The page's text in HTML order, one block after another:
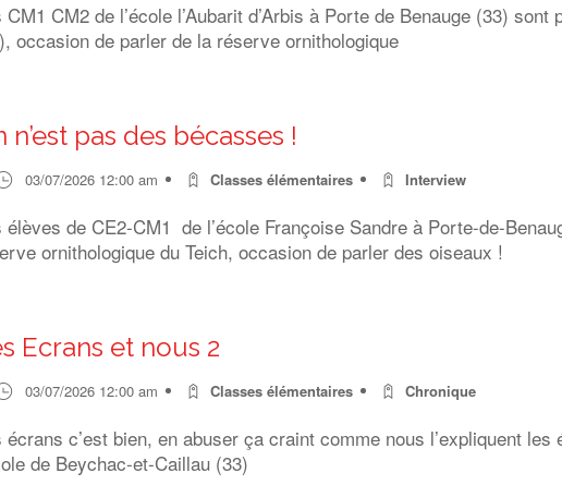
CM1 CM2 de l’école l’Aubarit d’Arbis à Porte de Benauge (33)
occasion de parler de la réserve ornithologique
n’est pas des bécasses !
03/07/2026 12:00 am Classes élémentaires Interview
élèves de CE2-CM1 de l’école Françoise Sandre à Porte-de-
ornithologique du Teich, occasion de parler des oiseaux !
Ecrans et nous 2
03/07/2026 12:00 am Classes élémentaires Chronique
écrans c’est bien, en abuser ça craint comme nous l’expliquent les
de Beychac-et-Caillau (33)